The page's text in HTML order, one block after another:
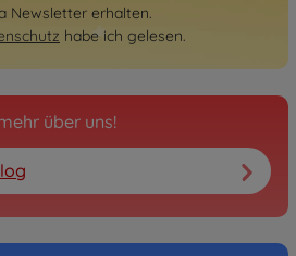
Newsletter erhalten.
habe ich gelesen.
über uns!